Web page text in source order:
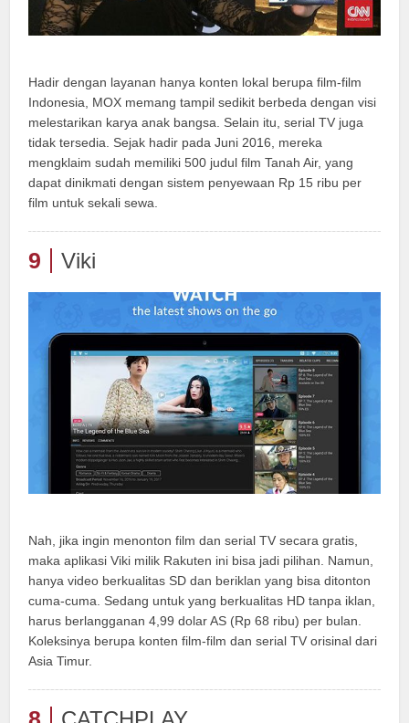
Hadir dengan layanan hanya konten lokal berupa film-film
Indonesia, MOX memang tampil sedikit berbeda dengan visi
melestarikan karya anak bangsa. Selain itu, serial TV juga
tidak tersedia. Sejak hadir pada Juni 2016, mereka
mengklaim sudah memiliki 500 judul film Tanah Air, yang
dapat dinikmati dengan sistem penyewaan Rp 15 ribu per
film untuk sekali sewa.
9 Viki
Nah, jika ingin menonton film dan serial TV secara gratis,
maka aplikasi Viki milik Rakuten ini bisa jadi pilihan. Namun,
hanya video berkualitas SD dan beriklan yang bisa ditonton
cuma-cuma. Sedang untuk yang berkualitas HD tanpa iklan,
harus berlangganan 4,99 dolar AS (Rp 68 ribu) per bulan.
Koleksinya berupa konten film-film dan serial TV orisinal dari
Asia Timur.